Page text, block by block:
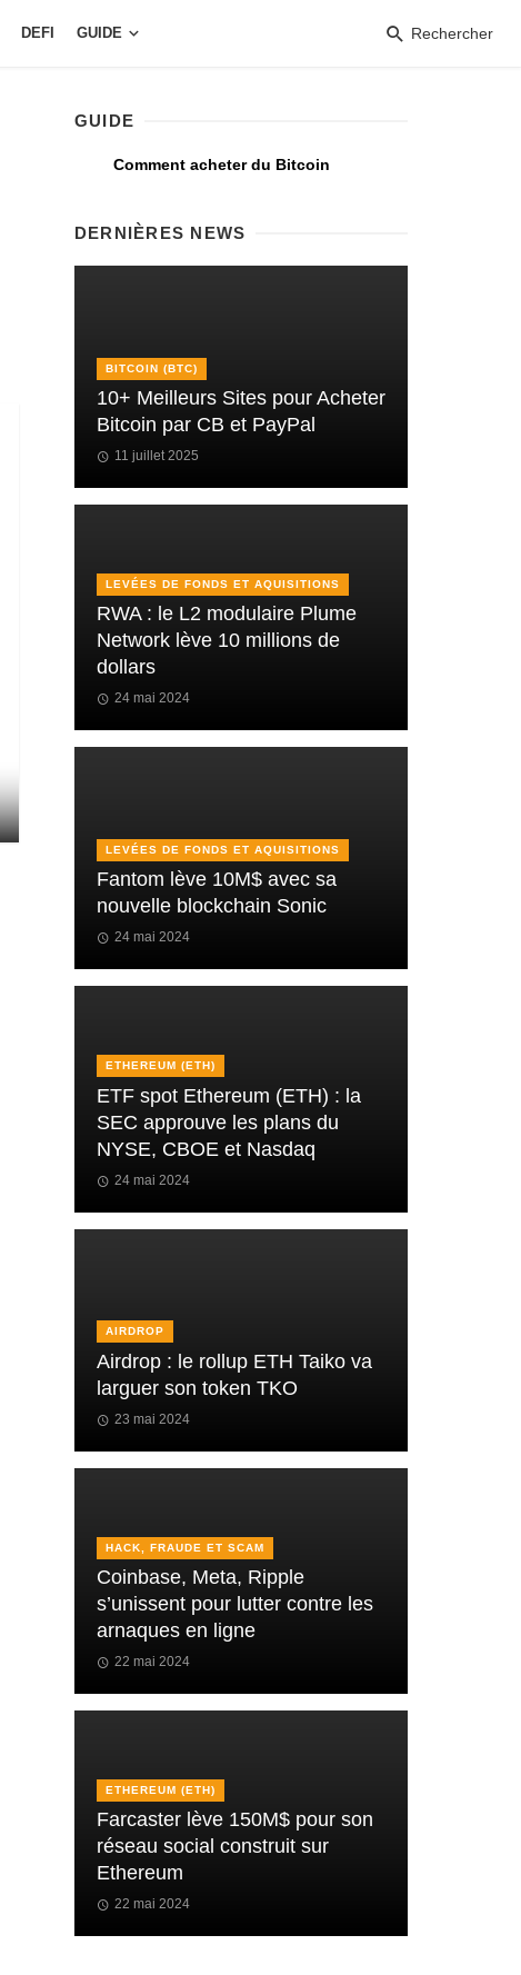
DEFI GUIDE Rechercher
GUIDE
Comment acheter du Bitcoin
DERNIÈRES NEWS
BITCOIN (BTC)
10+ Meilleurs Sites pour Acheter
Bitcoin par CB et PayPal
11 juillet 2025
LEVÉES DE FONDS ET AQUISITIONS
RWA : le L2 modulaire Plume
Network lève 10 millions de
dollars
24 mai 2024
LEVÉES DE FONDS ET AQUISITIONS
Fantom lève 10M$ avec sa
nouvelle blockchain Sonic
24 mai 2024
ETHEREUM (ETH)
ETF spot Ethereum (ETH) : la
SEC approuve les plans du
NYSE, CBOE et Nasdaq
24 mai 2024
AIRDROP
Airdrop : le rollup ETH Taiko va
larguer son token TKO
23 mai 2024
HACK, FRAUDE ET SCAM
Coinbase, Meta, Ripple
s’unissent pour lutter contre les
arnaques en ligne
22 mai 2024
ETHEREUM (ETH)
Farcaster lève 150M$ pour son
réseau social construit sur
Ethereum
22 mai 2024